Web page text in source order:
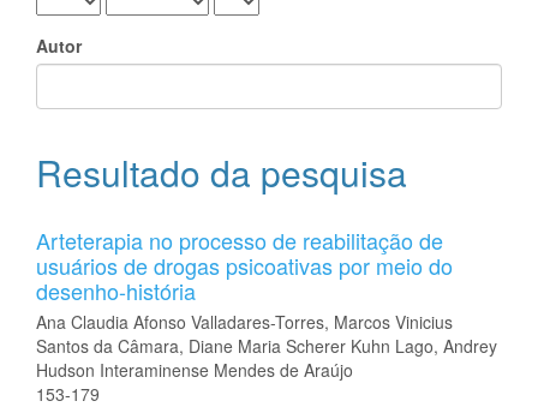
Autor
Resultado da pesquisa
Arteterapia no processo de reabilitação de
usuários de drogas psicoativas por meio do
desenho-história
Ana Claudia Afonso Valladares-Torres, Marcos Vinicius
Santos da Câmara, Diane Maria Scherer Kuhn Lago, Andrey
Hudson Interaminense Mendes de Araújo
153-179